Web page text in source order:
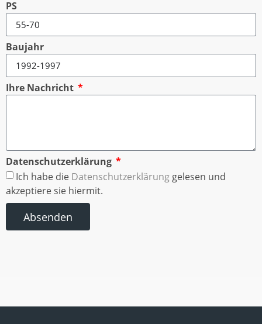
PS
Baujahr
Ihre Nachricht
Datenschutzerklärung
Ich habe die Datenschutzerklärung gelesen und
akzeptiere sie hiermit.
Absenden